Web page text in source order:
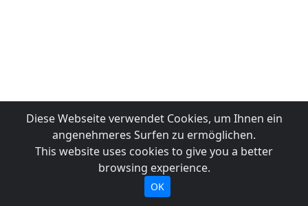
Diese Webseite verwendet Cookies, um Ihnen ein
angenehmeres Surfen zu ermöglichen.
This website uses cookies to give you a better
browsing experience.
OK